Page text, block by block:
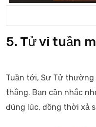
5. Tử vi tuần
Tuần tới, Sư Tử
thẳng. Bạn cần nhắc
đúng lúc, đồng thời xả